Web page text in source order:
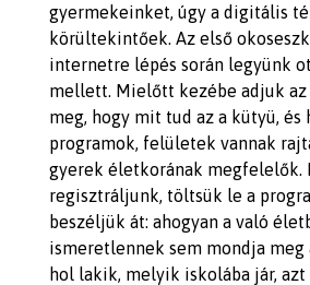
gyermekeinket, úgy a digitális
körültekintőek. Az első
internetre lépés során legyünk
mellett. Mielőtt kezébe adjuk az
meg, hogy mit tud az a kütyü, és
programok, felületek vannak
gyerek életkorának megfelelők.
regisztráljunk, töltsük le a
beszéljük át: ahogyan a való
ismeretlennek sem mondja meg
hol lakik, melyik iskolába jár,